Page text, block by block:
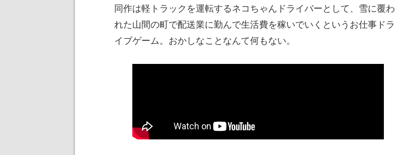
同作は軽トラックを運転するネコちゃんドライバーとして、雪に覆わ
れた山間の町で配送業に勤んで生活費を稼いでいくというお仕事ドラ
イブゲーム。おかしなことなんて何もない。